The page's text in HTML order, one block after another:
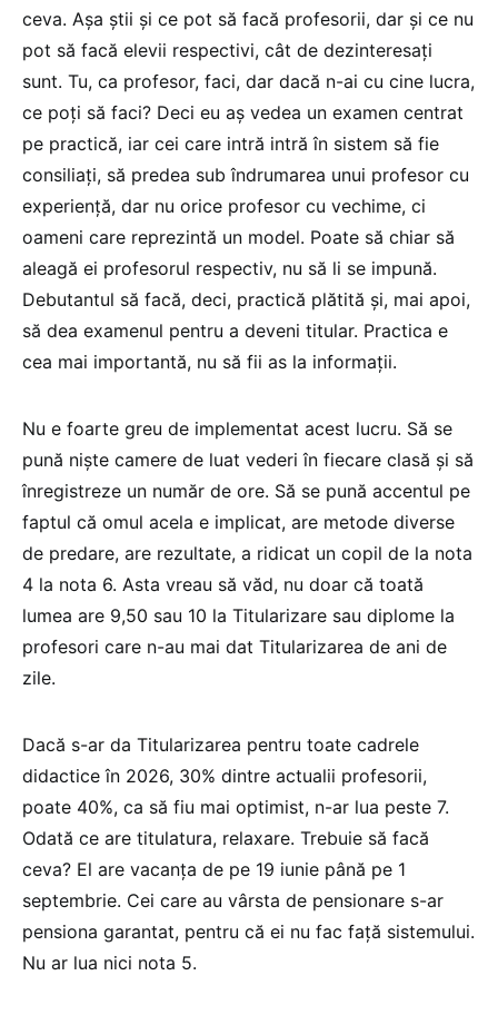
ceva. Așa știi și ce pot să facă profesorii, dar și ce nu
pot să facă elevii respectivi, cât de dezinteresați
sunt. Tu, ca profesor, faci, dar dacă n-ai cu cine lucra,
ce poți să faci? Deci eu aș vedea un examen centrat
pe practică, iar cei care intră intră în sistem să fie
consiliați, să predea sub îndrumarea unui profesor cu
experiență, dar nu orice profesor cu vechime, ci
oameni care reprezintă un model. Poate să chiar să
aleagă ei profesorul respectiv, nu să li se impună.
Debutantul să facă, deci, practică plătită și, mai apoi,
să dea examenul pentru a deveni titular. Practica e
cea mai importantă, nu să fii as la informații.
Nu e foarte greu de implementat acest lucru. Să se
pună niște camere de luat vederi în fiecare clasă și să
înregistreze un număr de ore. Să se pună accentul pe
faptul că omul acela e implicat, are metode diverse
de predare, are rezultate, a ridicat un copil de la nota
4 la nota 6. Asta vreau să văd, nu doar că toată
lumea are 9,50 sau 10 la Titularizare sau diplome la
profesori care n-au mai dat Titularizarea de ani de
zile.
Dacă s-ar da Titularizarea pentru toate cadrele
didactice în 2026, 30% dintre actualii profesorii,
poate 40%, ca să fiu mai optimist, n-ar lua peste 7.
Odată ce are titulatura, relaxare. Trebuie să facă
ceva? El are vacanța de pe 19 iunie până pe 1
septembrie. Cei care au vârsta de pensionare s-ar
pensiona garantat, pentru că ei nu fac față sistemului.
Nu ar lua nici nota 5.